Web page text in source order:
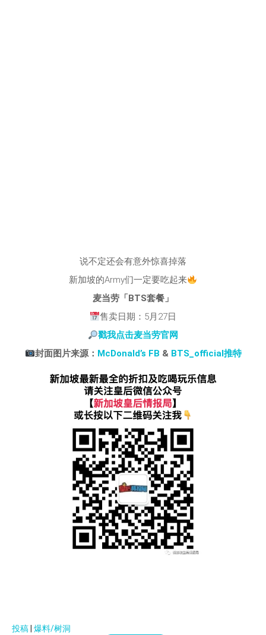
说不定还会有意外惊喜掉落
新加坡的Army们一定要吃起来
麦当劳「BTS套餐」
售卖日期：5月27日
戳我点击麦当劳官网
封面图片来源： McDonald’s FB & BTS_official推特
投稿 爆料/树洞